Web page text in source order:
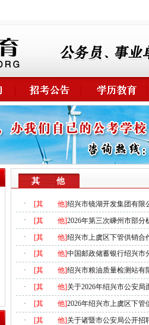
其 他
· [其 他]绍兴市镜湖开发集团有
·
[其 他]2026年第三次嵊州市部
·
[其 他]绍兴市上虞区下管供销
·
[其 他]中国邮政储蓄银行绍兴市
·
[其 他]绍兴市粮油质量检测站有
·
[其 他]关于2026年绍兴市公安
·
[其 他]2026年绍兴市上虞区下
·
[其 他]关于诸暨市公安局公开